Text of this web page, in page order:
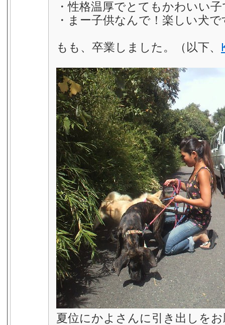
・性格温厚でとてもかわいい
・まー子供なんで！楽しい犬で
もも、卒業しました。（以下、
夏位にかよさんに引き出しを